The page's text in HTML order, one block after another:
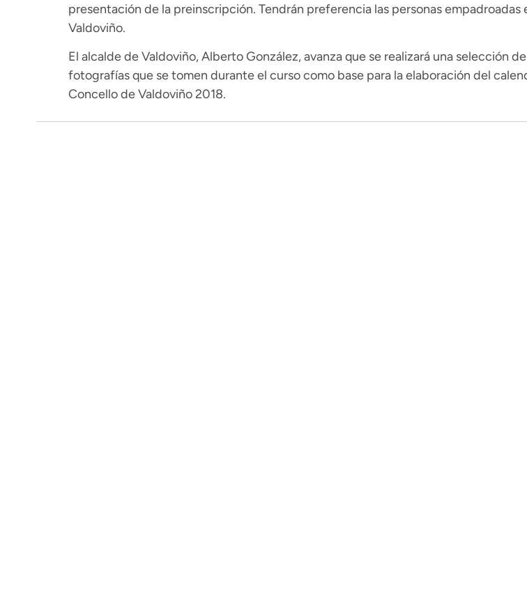
presentación de la preinscripción. Tendrán preferencia las personas empadroadas
Valdoviño.
El alcalde de Valdoviño, Alberto González, avanza que se realizará una selección
fotografías que se tomen durante el curso como base para la elaboración del
Concello de Valdoviño 2018.